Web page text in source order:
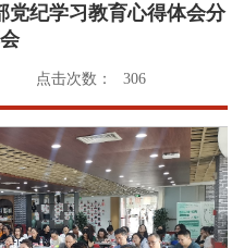
纪学习教育心得体会分
点击次数： 306